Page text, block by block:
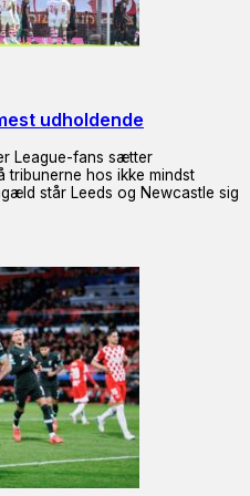
udholdende
League-fans sætter
tribunerne hos ikke mindst
står Leeds og Newcastle sig